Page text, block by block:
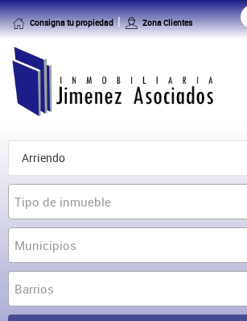
Consigna tu propiedad Zona Clientes
Tipo de inmueble
Municipios
Barrios